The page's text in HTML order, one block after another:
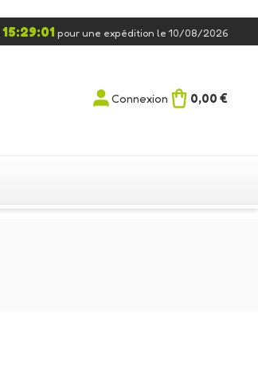
15:29:01 pour une expédition le 10/08/2026
Connexion 0,00 €